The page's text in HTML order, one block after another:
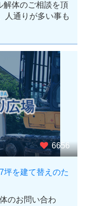
解体のご相談を頂
人通りが多い事も
6656
坪を建て替えのた
のお問い合わ